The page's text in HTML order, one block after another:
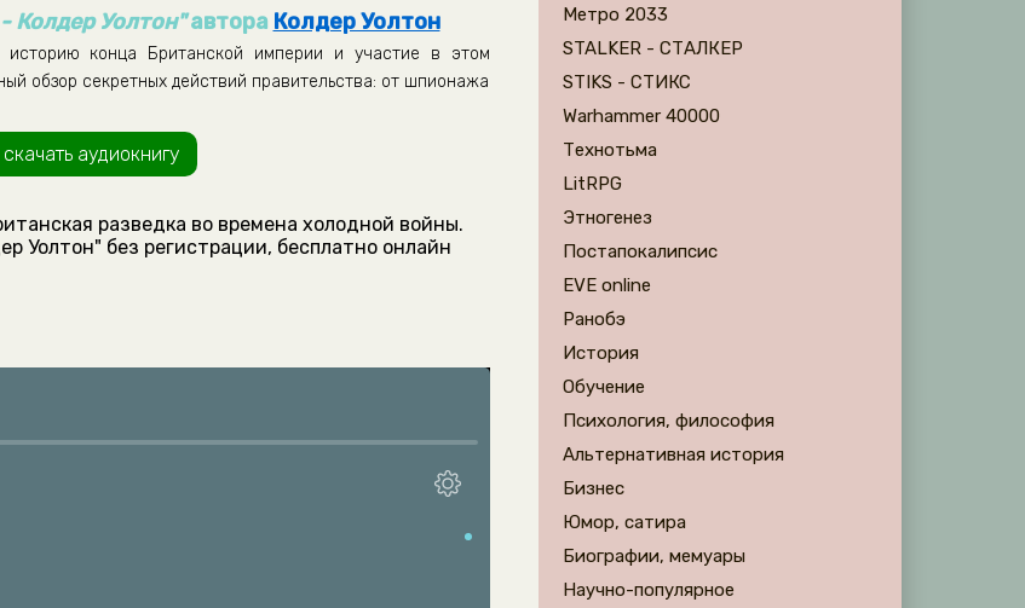
Колдер Уолтон"автора Колдер Уолтон
историю конца Британской империи и участие в этом
обзор секретных действий правительства: от шпионажа
скачать аудиокнигу
разведка во времена холодной войны.
Уолтон" без регистрации, бесплатно онлайн
Метро 2033
STALKER - СТАЛКЕР
STIKS - СТИКС
Warhammer 40000
Технотьма
LitRPG
Этногенез
Постапокалипсис
EVE online
Ранобэ
История
Обучение
Психология, философия
Альтернативная история
Бизнес
Юмор, сатира
Биографии, мемуары
Научно-популярное